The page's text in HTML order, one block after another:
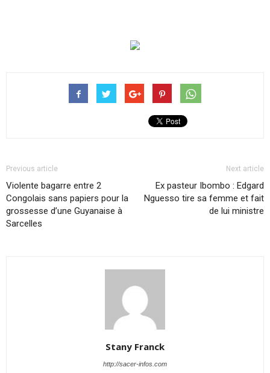
Previous article
Violente bagarre entre 2
Congolais sans papiers pour la
grossesse d’une Guyanaise à
Sarcelles
Next article
Ex pasteur Ibombo : Edgard
Nguesso tire sa femme et fait
de lui ministre
Stany Franck
http://sacer-infos.com